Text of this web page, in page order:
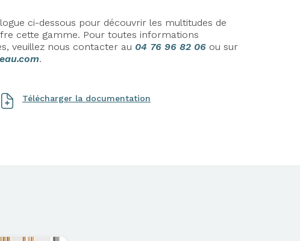
ci-dessous pour découvrir les multitudes de
cette gamme. Pour toutes informations
veuillez nous contacter au 04 76 96 82 06 ou sur
.
Télécharger la documentation